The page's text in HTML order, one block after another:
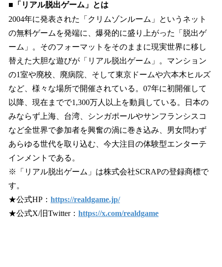
■「リアル脱出ゲーム」とは
2004年に発表された「クリムゾンルーム」というネット
の無料ゲームを発端に、爆発的に盛り上がった「脱出ゲ
ーム」。そのフォーマットをそのままに現実世界に移し
替えた大胆な遊びが「リアル脱出ゲーム」。マンション
の1室や廃校、廃病院、そして東京ドームや六本木ヒルズ
など、様々な場所で開催されている。07年に初開催して
以降、現在までで1,300万人以上を動員している。日本の
みならず上海、台湾、シンガポールやサンフランシスコ
など全世界で参加者を興奮の渦に巻き込み、男女問わず
あらゆる世代を取り込む、今大注目の体験型エンターテ
インメントである。
※「リアル脱出ゲーム」は株式会社SCRAPの登録商標で
す。
★公式HP： https://realdgame.jp/
★公式X/旧Twitter： https://x.com/realdgame